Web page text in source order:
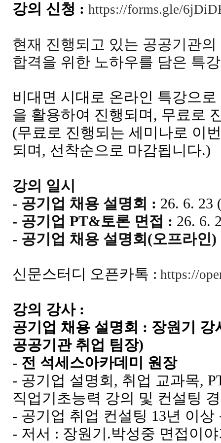
강의 신청 : https://forms.gle/
현재 진행되고 있는 공공기관
합격을 위한 노하우를 담은 특
비대면 시대로 온라인 특강으
을 활용하여 진행되며, 무료로
(무료로 진행되는 세미나로 이
되며, 선착순으로 마감됩니다.)
강의 일시
- 공기업 채용 설명회 : 26. 6. 23
- 공기업 PT&토론 면접 : 26. 6.
- 공기업 채용 설명회(오프라인)
신문스터디 오픈카톡 : https://
강의 강사 :
공기업 채용 설명회 : 장원기
공공기관 취업 팀장)
- 전 석세스아카데미 원장
- 공기업 설명회, 취업 교과목,
직업기초능력 강의 및 컨설팅
- 공기업 취업 컨설팅 13년 이상
- 저서 : 장원기.박성중 면접이